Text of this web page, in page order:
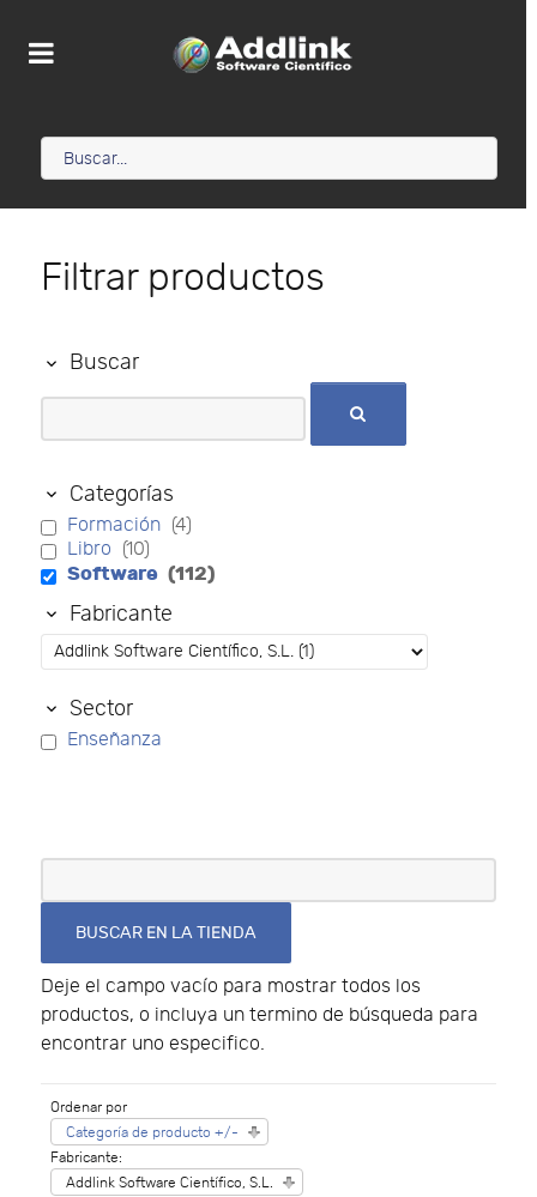
Filtrar productos
Buscar
Categorías
Formación (4)
Libro (10)
Software (112)
Fabricante
Sector
Enseñanza
Deje el campo vacío para mostrar todos los
productos, o incluya un termino de búsqueda para
encontrar uno especifico.
Ordenar por
Categoría de producto +/-
Fabricante:
Addlink Software Científico, S.L.